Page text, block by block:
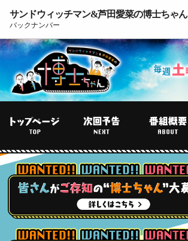
サンドウィッチマン&芦田愛菜の博士ちゃん
バックナンバー